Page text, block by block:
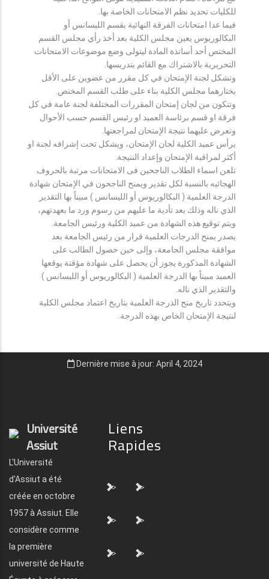
للكليات تحديد نظم الامتحانات الخاصة بها.
فيما عدا امتحانات الفرقة النهائية بقسم الليسانس أو
البكالوريوس يعين مجلس الكلية بعد أخذ رأي مجلس القسم
المختص أحد أساتذة المادة ليتولى وضع موضوعات الامتحانات
التحريرية بالاشتراك مع القائم بتدريسها.
وتشكل لجنة الإمتحان في كل مقرر من عضوين على الأقل
يختارهما مجلس الكلية بناء على طلب القسم المختص.
وتتكون من لجان إمتحان المقررات المختلفة لجنة عامة في كل
فرقة او قسم برئاسة العميد او رئيس القسم حسب الأحوال
وتعرض عليهما نتيجة الإمتحان لمراجعتها.
يرأس عميد الكلية لجان الإمتحان، ويشكل تحت إشرافه لجنة او
أكثر لمراقبة الإمتحان وإعداد النتيجة.
تلعن اسماء الطلاب الناجحين فى الامتحانات مرتبة بالحروف
الهجائيه بالنسبة لكل تقدير ويمنح الناجحون في الإمتحان شهادة
الدرجة العلمية ( البكالوريوس أو الليسانس ) مبيناً بها التقدير
الذي ناله وذلك بعد تأدية ما عليهم من رسوم ورد ما بعهدتهم،
ويتم توقيع هذه الشهادة من عميد الكلية ورئيس الجامعة.
يصدر بمنح الدرجات العلمية قرار من رئيس الجامعة بعد
موافقة مجلس الجامعة، وإلى حين حصول الطالب على
الشهادة المذكورة يجوز أن يحصل على شهادة مؤقتة يوقعها
العميد مبيناً بها الدرجة العلمية ( البكالوريوس أو الليسانس )
والتقدير الذي ناله.
ويتحدد تاريخ منح الدرجة العلمية بتاريخ اعتماد مجلس الكلية
لنتيجة الإمتحان الخاص بهذه الدرجة.
Dernière mise à jour: April 4, 2024
Université
Assiut
L'Université
d'Assiut a été
créée en octobre
1957 à Assiut. Elle
considère comme
la première
université de Haute
Liens
Rapides
"> ">
"> ">
"> ">